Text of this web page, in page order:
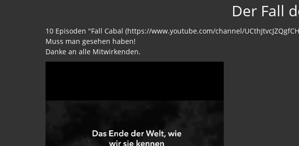
Der Fall
10 Episoden "Fall Cabal (https://www.youtube.com/channel/
Muss man gesehen haben!
Danke an alle Mitwirkenden.